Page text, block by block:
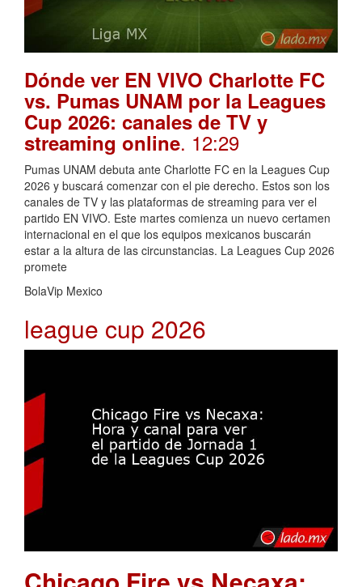
Dónde ver EN VIVO Charlotte FC
vs. Pumas UNAM por la Leagues
Cup 2026: canales de TV y
streaming online. 12:29
Pumas UNAM debuta ante Charlotte FC en la Leagues Cup
2026 y buscará comenzar con el pie derecho. Estos son los
canales de TV y las plataformas de streaming para ver el
partido EN VIVO. Este martes comienza un nuevo certamen
internacional en el que los equipos mexicanos buscarán
estar a la altura de las circunstancias. La Leagues Cup 2026
promete
BolaVip Mexico
league cup 2026